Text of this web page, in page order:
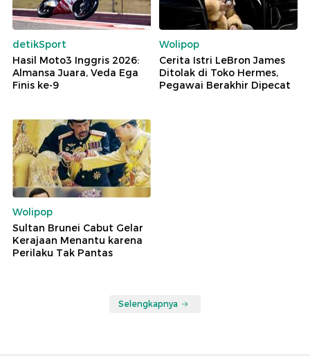
detikSport
Hasil Moto3 Inggris 2026:
Almansa Juara, Veda Ega
Finis ke-9
Wolipop
Cerita Istri LeBron James
Ditolak di Toko Hermes,
Pegawai Berakhir Dipecat
Wolipop
Sultan Brunei Cabut Gelar
Kerajaan Menantu karena
Perilaku Tak Pantas
Selengkapnya